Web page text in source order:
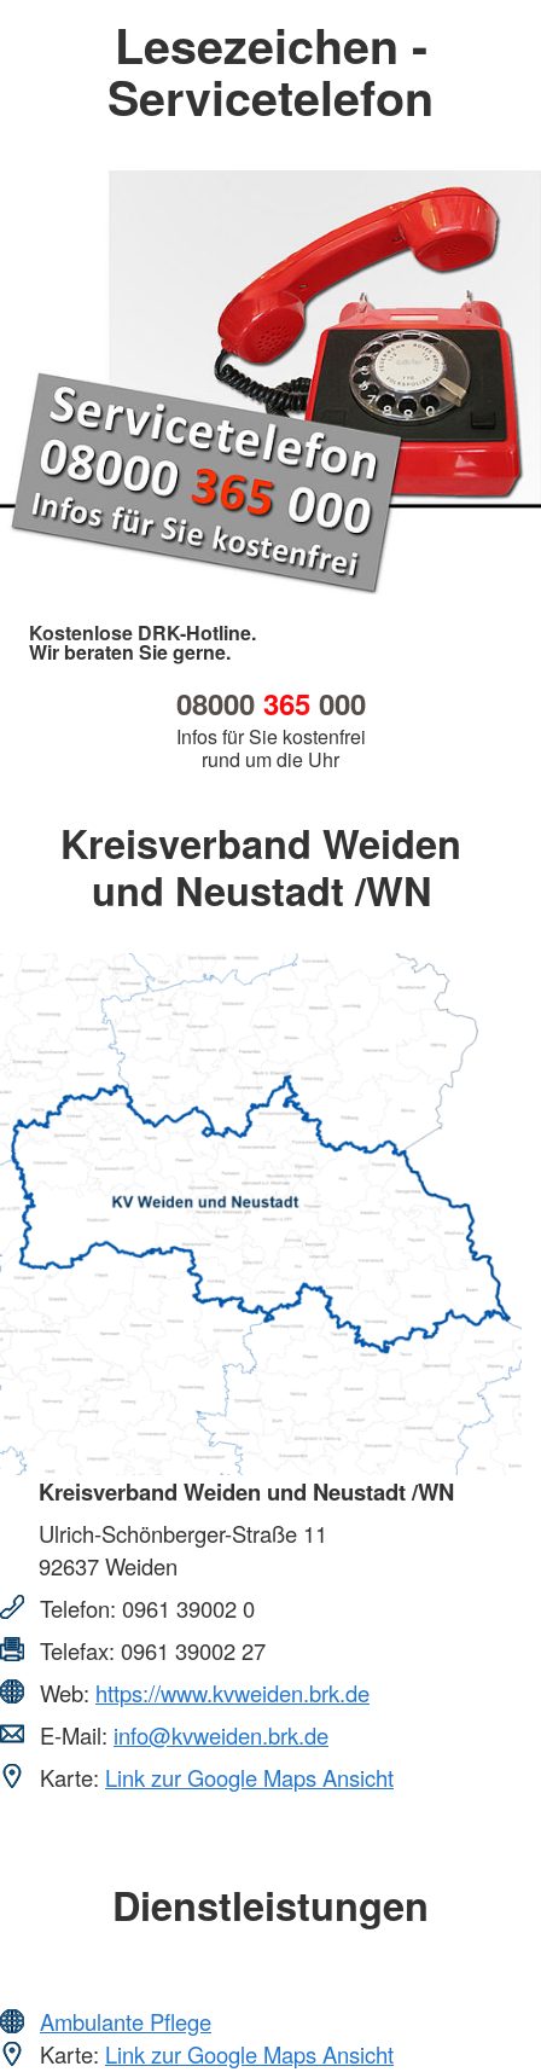
Lesezeichen -
Servicetelefon
Kostenlose DRK-Hotline.
Wir beraten Sie gerne.
08000 365000
Infos für Sie kostenfrei
rund um die Uhr
Kreisverband Weiden
und Neustadt /WN
Kreisverband Weiden und Neustadt /WN
Ulrich-Schönberger-Straße 11
92637Weiden
Telefon: 0961 39002 0
Telefax: 0961 39002 27
Web: https://www.kvweiden.brk.de
E-Mail: info@kvweiden.brk.de
Karte: Link zur Google Maps Ansicht
Dienstleistungen
Ambulante Pflege
Karte: Link zur Google Maps Ansicht